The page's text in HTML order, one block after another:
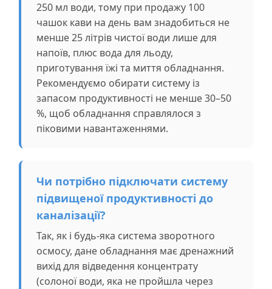
250 мл води, тому при продажу 100
чашок кави на день вам знадобиться не
менше 25 літрів чистої води лише для
напоїв, плюс вода для льоду,
приготування їжі та миття обладнання.
Рекомендуємо обирати систему із
запасом продуктивності не менше 30–50
%, щоб обладнання справлялося з
піковими навантаженнями.
Чи потрібно підключати систему
підвищеної продуктивності до
каналізації?
Так, як і будь-яка система зворотного
осмосу, дане обладнання має дренажний
вихід для відведення концентрату
(солоної води, яка не пройшла через